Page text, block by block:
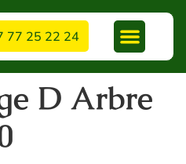
77 25 22 24
D Arbre